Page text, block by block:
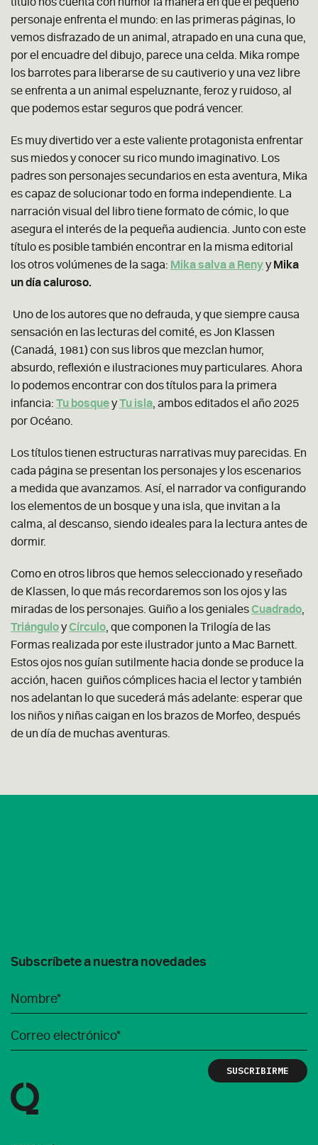
personaje enfrenta el mundo: en las primeras páginas, lo
vemos disfrazado de un animal, atrapado en una cuna que,
por el encuadre del dibujo, parece una celda. Mika rompe
los barrotes para liberarse de su cautiverio y una vez libre
se enfrenta a un animal espeluznante, feroz y ruidoso, al
que podemos estar seguros que podrá vencer.
Es muy divertido ver a este valiente protagonista enfrentar
sus miedos y conocer su rico mundo imaginativo. Los
padres son personajes secundarios en esta aventura, Mika
es capaz de solucionar todo en forma independiente. La
narración visual del libro tiene formato de cómic, lo que
asegura el interés de la pequeña audiencia. Junto con este
título es posible también encontrar en la misma editorial
los otros volúmenes de la saga: Mika salva a RenyyMika
un día caluroso.
Uno de los autores que no defrauda, y que siempre causa
sensación en las lecturas del comité, es Jon Klassen
(Canadá, 1981) con sus libros que mezclan humor,
absurdo, reflexión e ilustraciones muy particulares. Ahora
lo podemos encontrar con dos títulos para la primera
infancia: Tu bosqueyTu isla , ambos editados el año 2025
por Océano.
Los títulos tienen estructuras narrativas muy parecidas. En
cada página se presentan los personajes y los escenarios
a medida que avanzamos. Así, el narrador va configurando
los elementos de un bosque y una isla, que invitan a la
calma, al descanso, siendo ideales para la lectura antes de
dormir.
Como en otros libros que hemos seleccionado y reseñado
de Klassen, lo que más recordaremos son los ojos y las
miradas de los personajes. Guiño a los genialesCuadrado
TriánguloyCírculo , que componen la Trilogía de las
Formas realizada por este ilustrador junto a Mac Barnett.
Estos ojos nos guían sutilmente hacia donde se produce la
acción, hacen guiños cómplices hacia el lector y también
nos adelantan lo que sucederá más adelante: esperar que
los niños y niñas caigan en los brazos de Morfeo, después
de un día de muchas aventuras.
Subscríbete a nuestra novedades